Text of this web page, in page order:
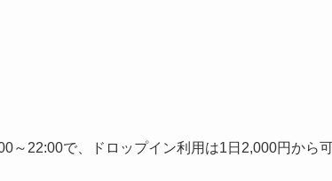
～22:00で、ドロップイン利用は1日2,000円から